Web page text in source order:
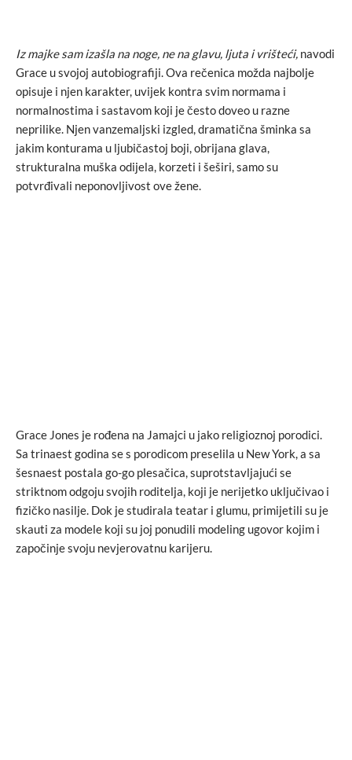
Iz majke sam izašla na noge, ne na glavu, ljuta i vrišteći, navodi
Grace u svojoj autobiografiji. Ova rečenica možda najbolje
opisuje i njen karakter, uvijek kontra svim normama i
normalnostima i sastavom koji je često doveo u razne
neprilike. Njen vanzemaljski izgled, dramatična šminka sa
jakim konturama u ljubičastoj boji, obrijana glava,
strukturalna muška odijela, korzeti i šeširi, samo su
potvrđivali neponovljivost ove žene.
Grace Jones je rođena na Jamajci u jako religioznoj porodici.
Sa trinaest godina se s porodicom preselila u New York, a sa
šesnaest postala go-go plesačica, suprotstavljajući se
striktnom odgoju svojih roditelja, koji je nerijetko uključivao i
fizičko nasilje. Dok je studirala teatar i glumu, primijetili su je
skauti za modele koji su joj ponudili modeling ugovor kojim i
započinje svoju nevjerovatnu karijeru.